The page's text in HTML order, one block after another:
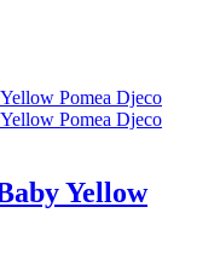
Yellow